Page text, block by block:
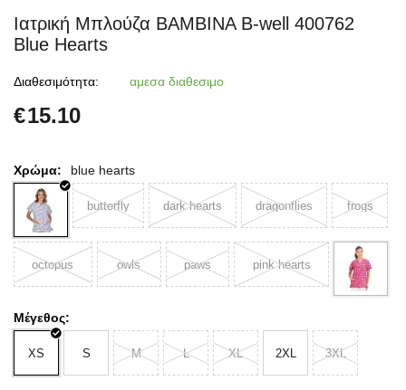
Ιατρική Μπλούζα BAMBINA B-well 400762
Blue Hearts
Διαθεσιμότητα: αμεσα διαθεσιμο
€15.10
Χρώμα: blue hearts
butterfly dark hearts dragonflies frogs
octopus owls paws pink hearts
Μέγεθος:
XS S M L XL 2XL 3XL